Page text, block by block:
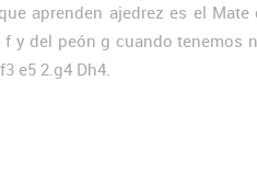
aprenden ajedrez es el
del peón g cuando tenemos
e5 2.g4 Dh4.